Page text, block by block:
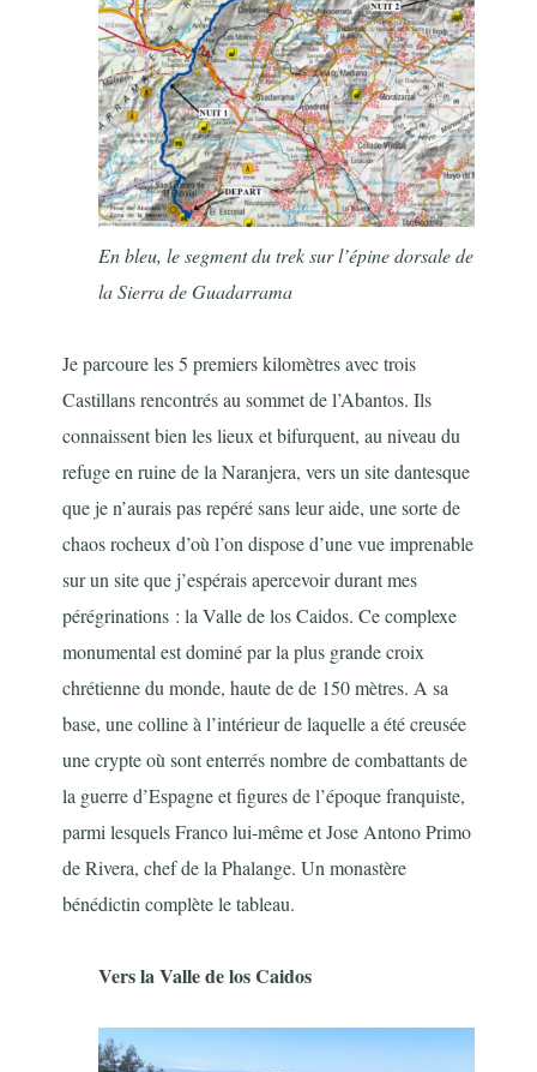
En bleu, le segment du trek sur l’épine dorsale de
la Sierra de Guadarrama
Je parcoure les 5 premiers kilomètres avec trois
Castillans rencontrés au sommet de l’Abantos. Ils
connaissent bien les lieux et bifurquent, au niveau du
refuge en ruine de la Naranjera, vers un site dantesque
que je n’aurais pas repéré sans leur aide, une sorte de
chaos rocheux d’où l’on dispose d’une vue imprenable
sur un site que j’espérais apercevoir durant mes
pérégrinations : la Valle de los Caidos. Ce complexe
monumental est dominé par la plus grande croix
chrétienne du monde, haute de de 150 mètres. A sa
base, une colline à l’intérieur de laquelle a été creusée
une crypte où sont enterrés nombre de combattants de
la guerre d’Espagne et figures de l’époque franquiste,
parmi lesquels Franco lui-même et Jose Antono Primo
de Rivera, chef de la Phalange. Un monastère
bénédictin complète le tableau.
Vers la Valle de los Caidos